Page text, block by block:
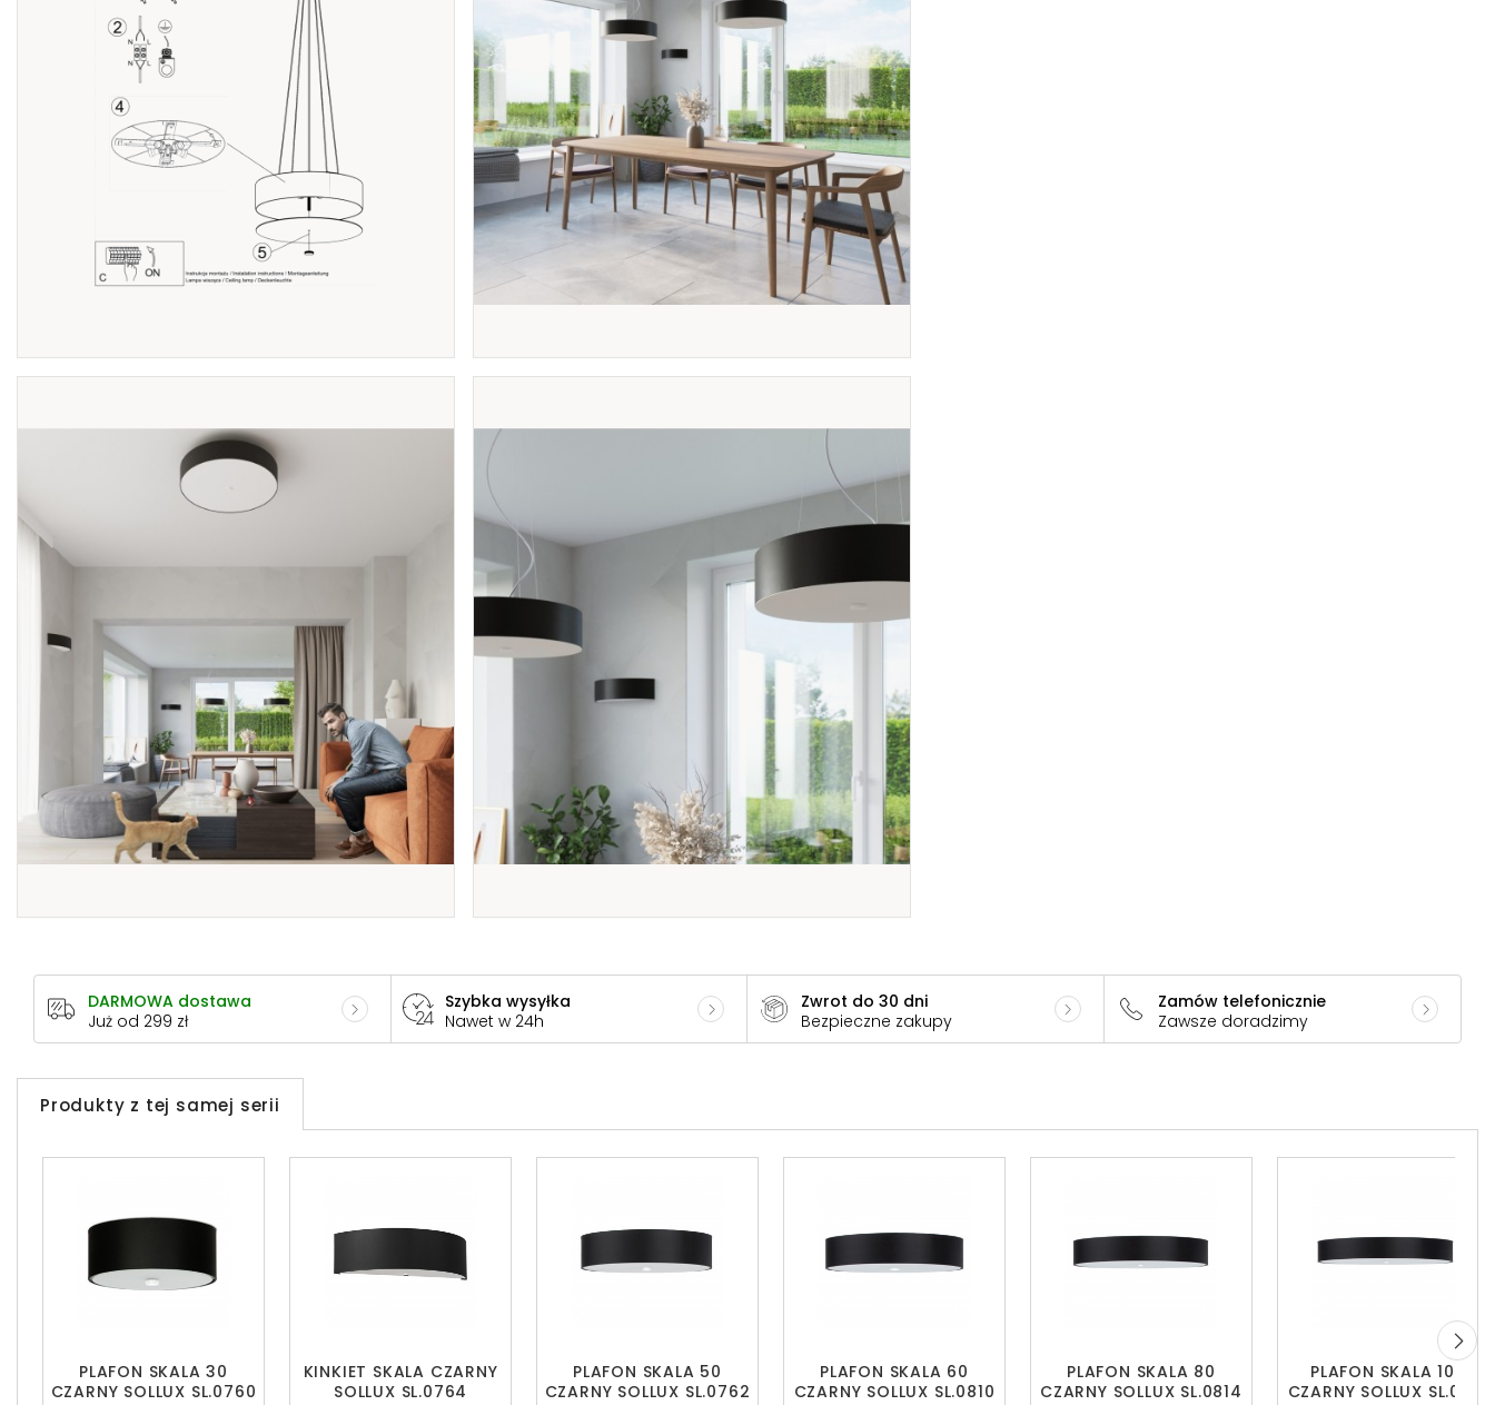
DARMOWA dostawa
Już od 299 zł
Szybka wysyłka
Nawet w 24h
Zwrot do 30 dni
Bezpieczne zakupy
Zamów telefonicznie
Zawsze doradzimy
Produkty z tej samej serii
PLAFON SKALA 30
CZARNY SOLLUX SL.0760
PLAFON SKALA 50
CZARNY SOLLUX SL.0762
PLAFON SKALA 60
CZARNY SOLLUX SL.0810
PLAFON SKALA 80
CZARNY SOLLUX SL.0814
PLAFON SKALA 100
CZARNY SOLLUX SL.0818
KINKIET SKALA CZARNY
SOLLUX SL.0764